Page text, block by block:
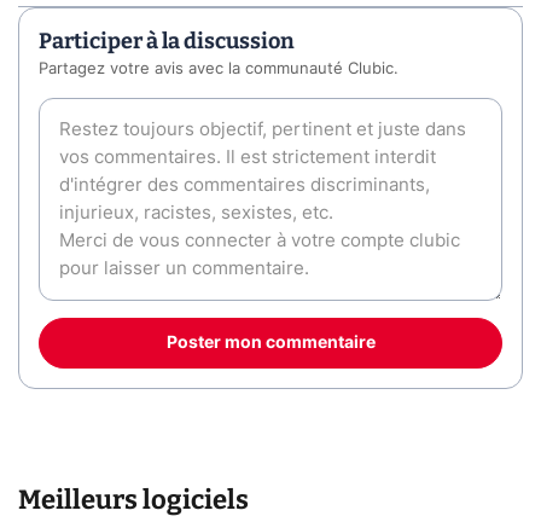
Participer à la discussion
Partagez votre avis avec la communauté Clubic.
Poster mon commentaire
Meilleurs logiciels